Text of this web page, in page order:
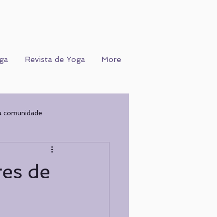
Revista de Yoga More
comunidade
WORKSHOPS
de